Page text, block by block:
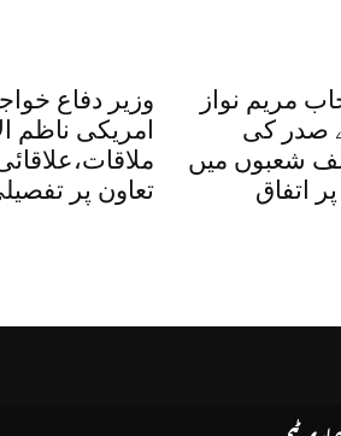
وزیر دفاع
امریکی ناظم
تعاون پر
مریم نواز
صدر کی
شعبوں میں
اتفاق